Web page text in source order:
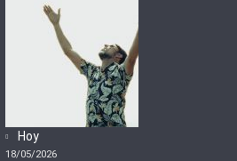
Hoy
18/05/2026